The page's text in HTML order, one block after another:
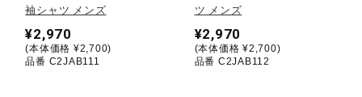
卓球
袖シャツ メンズ
¥2,970
(本体価格 ¥2,700)
品番 C2JAB111
ツ メンズ
¥2,970
(本体価格 ¥2,700)
品番 C2JAB112